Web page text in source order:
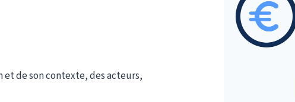
et de son contexte, des acteurs,